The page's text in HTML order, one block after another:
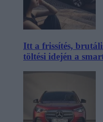
Itt a frissítés,
töltési idején a